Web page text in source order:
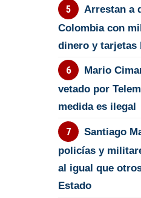
Arrestan a
Colombia con
dinero y tarjetas
Mario
vetado por
medida es ilegal
Santiago
policías y
al igual que
Estado